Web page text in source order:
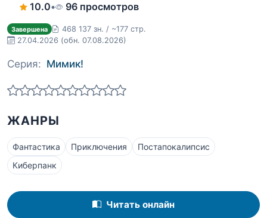
10.0• 96 просмотров
Завершена
468 137 зн. / ~177 стр.
27.04.2026 (обн. 07.08.2026)
Серия: Мимик!
ЖАНРЫ
Фантастика Приключения
Постапокалипсис
Киберпанк
Читать онлайн